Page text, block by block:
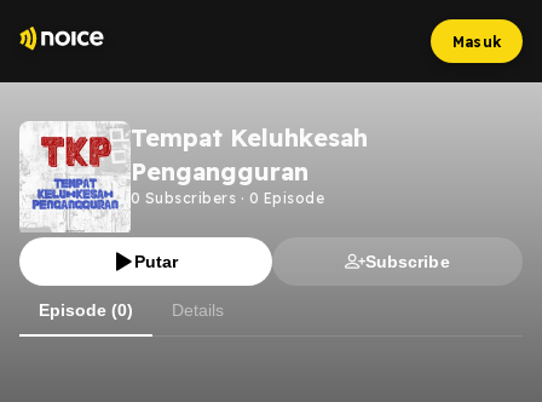
Masuk
Tempat Keluhkesah
Pengangguran
0 Subscribers · 0 Episode
Putar Subscribe
Episode (0) Details